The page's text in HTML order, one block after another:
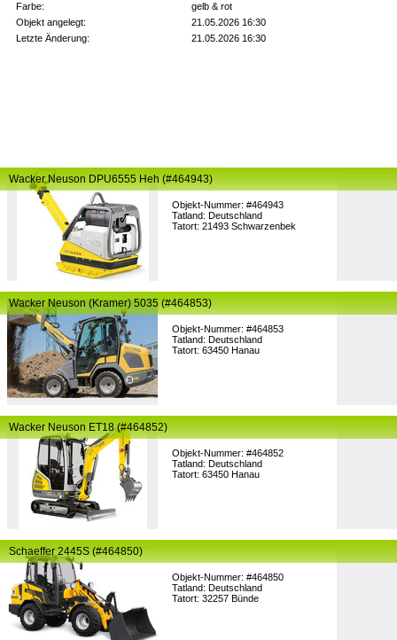
Farbe:
gelb & rot
Objekt angelegt:
21.05.2026 16:30
Letzte Änderung:
21.05.2026 16:30
Objekt-Nummer: #464943
Tatland: Deutschland
Tatort: 21493 Schwarzenbek
Wacker Neuson DPU6555 Heh (#464943)
Objekt-Nummer: #464853
Tatland: Deutschland
Tatort: 63450 Hanau
Wacker Neuson (Kramer) 5035 (#464853)
Objekt-Nummer: #464852
Tatland: Deutschland
Tatort: 63450 Hanau
Wacker Neuson ET18 (#464852)
Objekt-Nummer: #464850
Tatland: Deutschland
Tatort: 32257 Bünde
Schaeffer 2445S (#464850)